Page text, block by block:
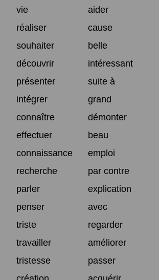
vie
aider
réaliser
cause
souhaiter
belle
découvrir
intéressant
présenter
suite à
intégrer
grand
connaître
démonter
effectuer
beau
connaissance
emploi
recherche
par contre
parler
explication
penser
avec
triste
regarder
travailler
améliorer
tristesse
passer